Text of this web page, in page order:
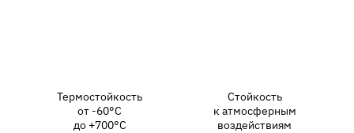
Термостойкость
от -60°С
до +700°С
Стойкость
к атмосферным
воздействиям